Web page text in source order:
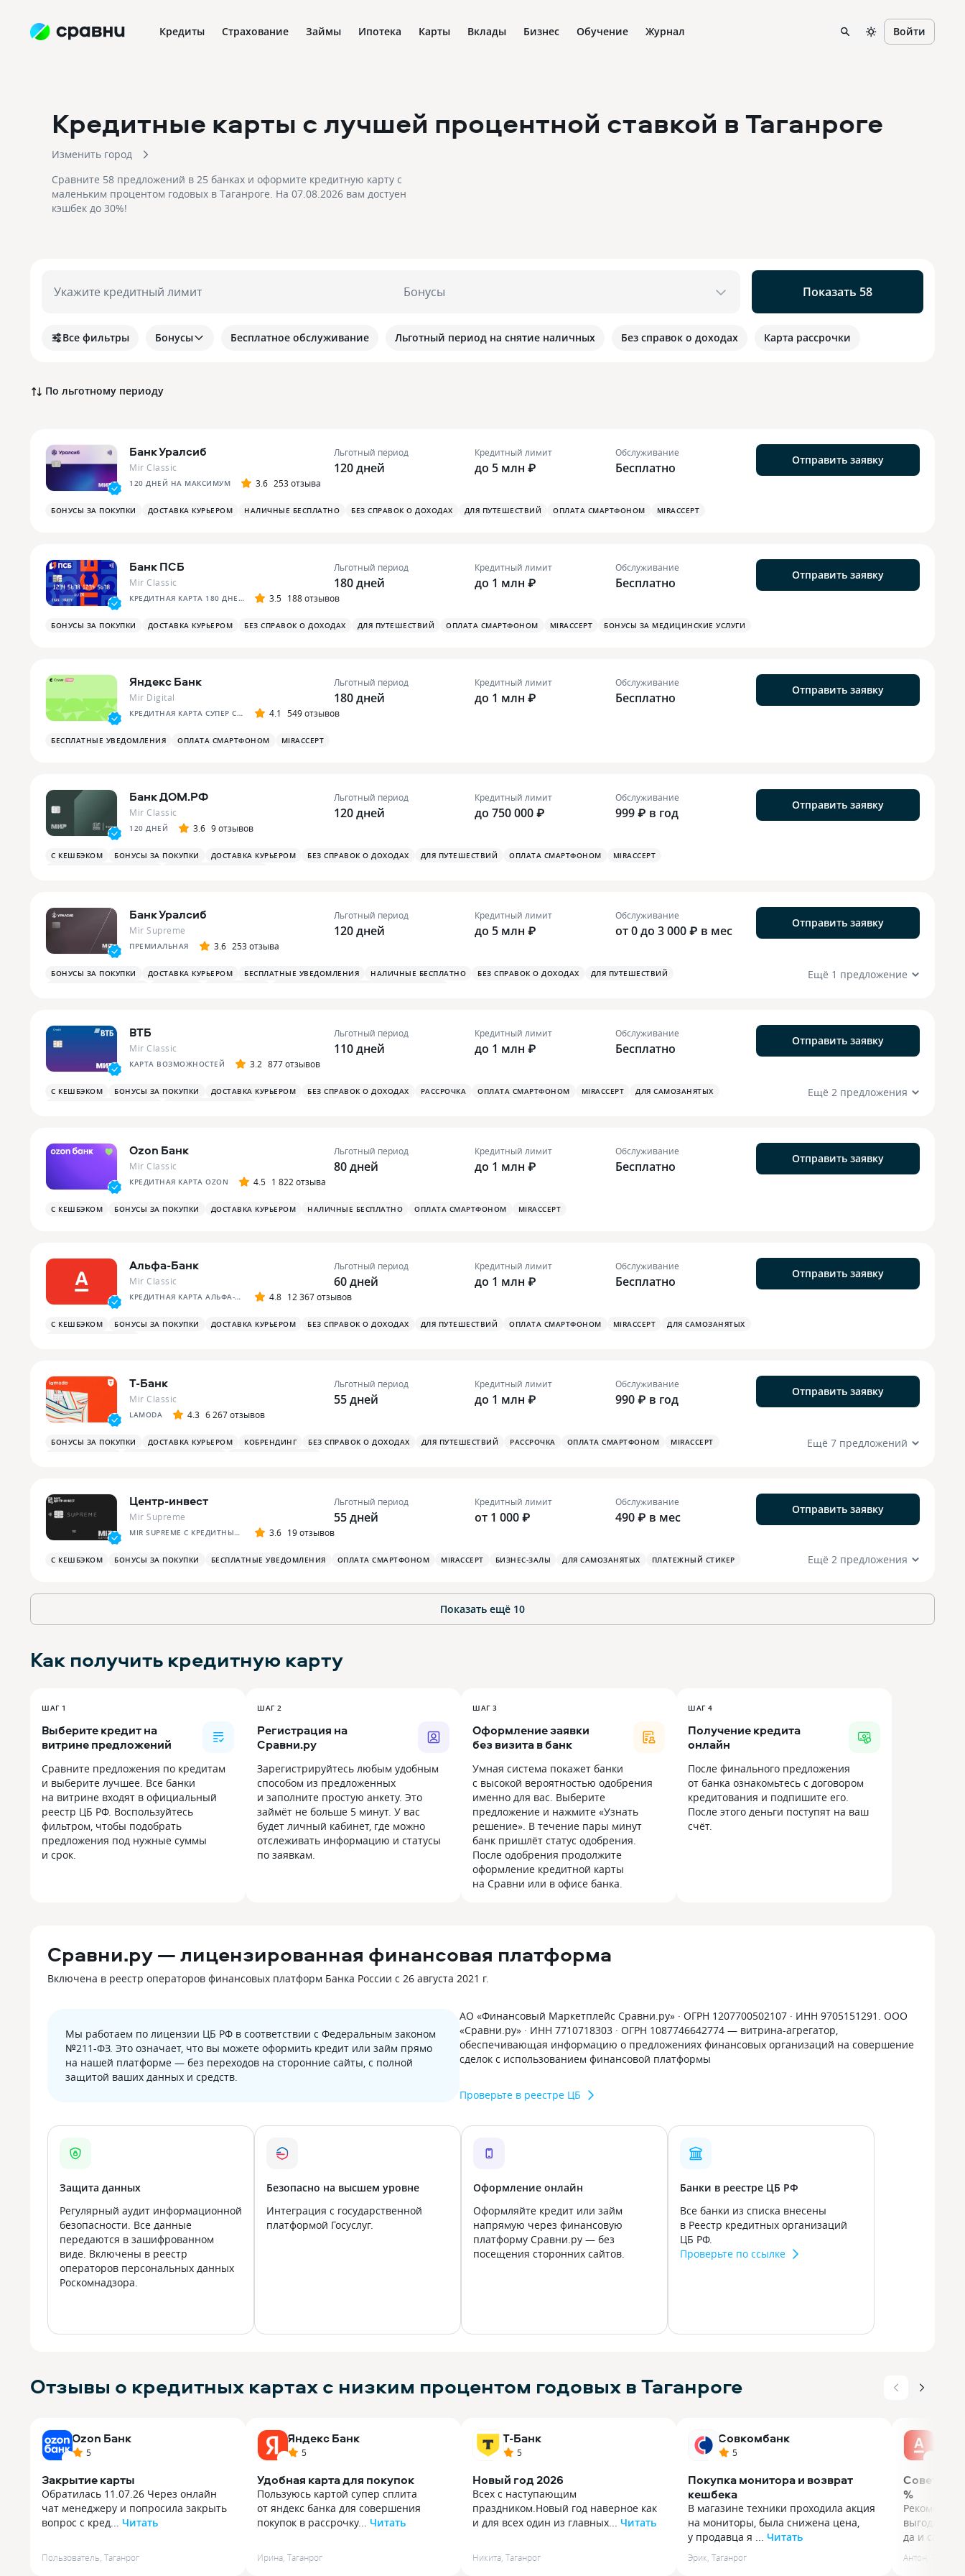
Кредиты Страхование Займы Ипотека Карты Вклады Бизнес Обучение Журнал Войти
Кредитные карты с лучшей процентной ставкой в Таганроге
Изменить город
Сравните 58 предложений в 25 банках и оформите кредитную карту с
маленьким процентом годовых в Таганроге. На 07.08.2026 вам достуен
кэшбек до 30%!
Укажите кредитный лимит Бонусы Показать 58
Все фильтры Бонусы Бесплатное обслуживание Льготный период на снятие наличных Без справок о доходах Карта рассрочки
По льготному периоду
Банк Уралсиб
Mir Classic
120 ДНЕЙ НА МАКСИМУМ 3.6 253 отзыва
Льготный период
120 дней
Кредитный лимит
до 5 млн ₽
Обслуживание
Бесплатно
Отправить заявку
БОНУСЫ ЗА ПОКУПКИ ДОСТАВКА КУРЬЕРОМ НАЛИЧНЫЕ БЕСПЛАТНО БЕЗ СПРАВОК О ДОХОДАХ ДЛЯ ПУТЕШЕСТВИЙ ОПЛАТА СМАРТФОНОМ MIRACCEPT
Банк ПСБ
Mir Classic
КРЕДИТНАЯ КАРТА 180 ДНЕЙ БЕЗ % 3.5 188 отзывов
Льготный период
180 дней
Кредитный лимит
до 1 млн ₽
Обслуживание
Бесплатно
Отправить заявку
БОНУСЫ ЗА ПОКУПКИ ДОСТАВКА КУРЬЕРОМ БЕЗ СПРАВОК О ДОХОДАХ ДЛЯ ПУТЕШЕСТВИЙ ОПЛАТА СМАРТФОНОМ MIRACCEPT БОНУСЫ ЗА МЕДИЦИНСКИЕ УСЛУГИ
Яндекс Банк
Mir Digital
КРЕДИТНАЯ КАРТА СУПЕР СПЛИТА 4.1 549 отзывов
Льготный период
180 дней
Кредитный лимит
до 1 млн ₽
Обслуживание
Бесплатно
Отправить заявку
БЕСПЛАТНЫЕ УВЕДОМЛЕНИЯ ОПЛАТА СМАРТФОНОМ MIRACCEPT
Банк ДОМ.РФ
Mir Classic
120 ДНЕЙ 3.6 9 отзывов
Льготный период
120 дней
Кредитный лимит
до 750 000 ₽
Обслуживание
999 ₽ в год
Отправить заявку
С КЕШБЭКОМ БОНУСЫ ЗА ПОКУПКИ ДОСТАВКА КУРЬЕРОМ БЕЗ СПРАВОК О ДОХОДАХ ДЛЯ ПУТЕШЕСТВИЙ ОПЛАТА СМАРТФОНОМ
MIRACCEPT
Банк Уралсиб
Mir Supreme
ПРЕМИАЛЬНАЯ 3.6 253 отзыва
Льготный период
120 дней
Кредитный лимит
до 5 млн ₽
Обслуживание
от 0 до 3 000 ₽ в мес
Отправить заявку
БОНУСЫ ЗА ПОКУПКИ ДОСТАВКА КУРЬЕРОМ БЕСПЛАТНЫЕ УВЕДОМЛЕНИЯ НАЛИЧНЫЕ БЕСПЛАТНО БЕЗ СПРАВОК О ДОХОДАХ
ДЛЯ ПУТЕШЕСТВИЙ
Ещё 1 предложение
ВТБ
Mir Classic
КАРТА ВОЗМОЖНОСТЕЙ 3.2 877 отзывов
Льготный период
110 дней
Кредитный лимит
до 1 млн ₽
Обслуживание
Бесплатно
Отправить заявку
С КЕШБЭКОМ БОНУСЫ ЗА ПОКУПКИ ДОСТАВКА КУРЬЕРОМ БЕЗ СПРАВОК О ДОХОДАХ РАССРОЧКА ОПЛАТА СМАРТФОНОМ MIRACCEPT
ДЛЯ САМОЗАНЯТЫХ
Ещё 2 предложения
Ozon Банк
Mir Classic
КРЕДИТНАЯ КАРТА OZON 4.5 1 822 отзыва
Льготный период
80 дней
Кредитный лимит
до 1 млн ₽
Обслуживание
Бесплатно
Отправить заявку
С КЕШБЭКОМ БОНУСЫ ЗА ПОКУПКИ ДОСТАВКА КУРЬЕРОМ НАЛИЧНЫЕ БЕСПЛАТНО ОПЛАТА СМАРТФОНОМ MIRACCEPT
Альфа-Банк
Mir Classic
КРЕДИТНАЯ КАРТА АЛЬФА-БАНКА 4.8 12 367 отзывов
Льготный период
60 дней
Кредитный лимит
до 1 млн ₽
Обслуживание
Бесплатно
Отправить заявку
С КЕШБЭКОМ БОНУСЫ ЗА ПОКУПКИ ДОСТАВКА КУРЬЕРОМ БЕЗ СПРАВОК О ДОХОДАХ ДЛЯ ПУТЕШЕСТВИЙ ОПЛАТА СМАРТФОНОМ MIRACCEPT
ДЛЯ САМОЗАНЯТЫХ
Т-Банк
Mir Classic
LAMODA 4.3 6 267 отзывов
Льготный период
55 дней
Кредитный лимит
до 1 млн ₽
Обслуживание
990 ₽ в год
Отправить заявку
БОНУСЫ ЗА ПОКУПКИ ДОСТАВКА КУРЬЕРОМ КОБРЕНДИНГ БЕЗ СПРАВОК О ДОХОДАХ ДЛЯ ПУТЕШЕСТВИЙ РАССРОЧКА ОПЛАТА СМАРТФОНОМ
MIRACCEPT
Ещё 7 предложений
Центр-инвест
Mir Supreme
MIR SUPREME С КРЕДИТНЫМ ЛИМИТОМ 3.6 19 отзывов
Льготный период
55 дней
Кредитный лимит
от 1 000 ₽
Обслуживание
490 ₽ в мес
Отправить заявку
С КЕШБЭКОМ БОНУСЫ ЗА ПОКУПКИ БЕСПЛАТНЫЕ УВЕДОМЛЕНИЯ ОПЛАТА СМАРТФОНОМ MIRACCEPT БИЗНЕС-ЗАЛЫ ДЛЯ САМОЗАНЯТЫХ ПЛАТЕЖНЫЙ СТИКЕР Ещё 2 предложения
Показать ещё 10
Как получить кредитную карту
ШАГ 1
Выберите кредит на
витрине предложений
Сравните предложения по кредитам
и выберите лучшее. Все банки
на витрине входят в официальный
реестр ЦБ РФ. Воспользуйтесь
фильтром, чтобы подобрать
предложения под нужные суммы
и срок.
ШАГ 2
Регистрация на
Сравни.ру
Зарегистрируйтесь любым удобным
способом из предложенных
и заполните простую анкету. Это
займёт не больше 5 минут. У вас
будет личный кабинет, где можно
отслеживать информацию и статусы
по заявкам.
ШАГ 3
Оформление заявки
без визита в банк
Умная система покажет банки
с высокой вероятностью одобрения
именно для вас. Выберите
предложение и нажмите «Узнать
решение». В течение пары минут
банк пришлёт статус одобрения.
После одобрения продолжите
оформление кредитной карты
на Сравни или в офисе банка.
ШАГ 4
Получение кредита
онлайн
После финального предложения
от банка ознакомьтесь с договором
кредитования и подпишите его.
После этого деньги поступят на ваш
счёт.
Сравни.ру — лицензированная финансовая платформа
Включена в реестр операторов финансовых платформ Банка России с 26 августа 2021 г.
Мы работаем по лицензии ЦБ РФ в соответствии с Федеральным законом
№211-ФЗ. Это означает, что вы можете оформить кредит или займ прямо
на нашей платформе — без переходов на сторонние сайты, с полной
защитой ваших данных и средств.
АО «Финансовый Маркетплейс Сравни.ру» · ОГРН 1207700502107 · ИНН 9705151291. ООО
«Сравни.ру» · ИНН 7710718303 · ОГРН 1087746642774 — витрина-агрегатор,
обеспечивающая информацию о предложениях финансовых организаций на совершение
сделок с использованием финансовой платформы
Проверьте в реестре ЦБ
Защита данных
Регулярный аудит информационной
безопасности. Все данные
передаются в зашифрованном
виде. Включены в реестр
операторов персональных данных
Роскомнадзора.
Безопасно на высшем уровне
Интеграция с государственной
платформой Госуслуг.
Оформление онлайн
Оформляйте кредит или займ
напрямую через финансовую
платформу Сравни.ру — без
посещения сторонних сайтов.
Банки в реестре ЦБ РФ
Все банки из списка внесены
в Реестр кредитных организаций
ЦБ РФ.
Проверьте по ссылке
Отзывы о кредитных картах с низким процентом годовых в Таганроге
Ozon Банк
5
Закрытие карты
Обратилась 11.07.26 Через онлайн
чат менеджеру и попросила закрыть
вопрос с кред... Читать
чат менеджеру и попросила закрыть
вопрос с кредитной картой, карту
Пользователь, Таганрог
Яндекс Банк
5
Удобная карта для покупок
Пользуюсь картой супер сплита
от яндекс банка для совершения
покупок в рассрочку... Читать
от яндекс банка для совершения
покупок в рассрочку, но столкнулась
Ирина, Таганрог
Т-Банк
5
Новый год 2026
Всех с наступающим
праздником.Новый год наверное как
и для всех один из главных... Читать
Новый год наверное как и для всех
один из главных праздников,
Никита, Таганрог
Совкомбанк
5
Покупка монитора и возврат
кешбека
В магазине техники проходила акция
на мониторы, была снижена цена,
у продавца я ... Читать
В магазине техники проходила акция
на мониторы, была снижена цена,
Эрик, Таганрог
Советую
%
выгодные
да и
Антон